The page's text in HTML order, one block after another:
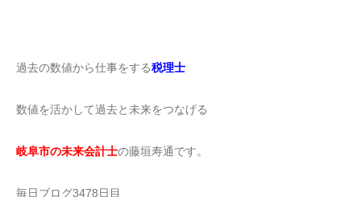
過去の数値から仕事をする税理士
数値を活かして過去と未来をつなげる
岐阜市の未来会計士の藤垣寿通です。
毎日ブログ3478日目